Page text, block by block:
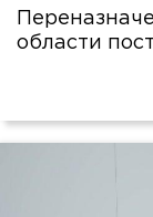
области